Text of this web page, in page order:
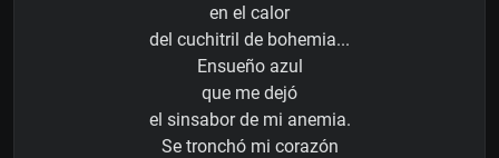
en el calor
del cuchitril de bohemia...
Ensueño azul
que me dejó
el sinsabor de mi anemia.
Se tronchó mi corazón